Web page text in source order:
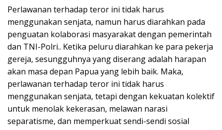
Perlawanan terhadap teror ini tidak harus
menggunakan senjata, namun harus diarahkan pada
penguatan kolaborasi masyarakat dengan pemerintah
dan TNI-Polri.. Ketika peluru diarahkan ke para pekerja
gereja, sesungguhnya yang diserang adalah harapan
akan masa depan Papua yang lebih baik. Maka,
perlawanan terhadap teror ini tidak harus
menggunakan senjata, tetapi dengan kekuatan kolektif
untuk menolak kekerasan, melawan narasi
separatisme, dan memperkuat sendi-sendi sosial